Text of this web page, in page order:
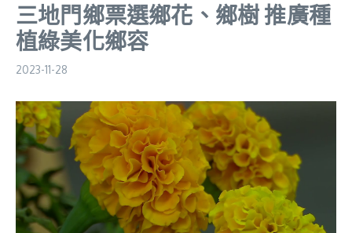
三地門鄉票選鄉花、鄉樹 推廣種
植綠美化鄉容
2023-11-28